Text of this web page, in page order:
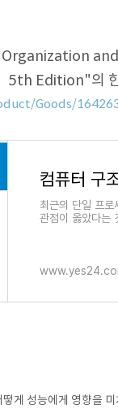
5th Edition"의
Goods/
컴퓨터 구
최근의 단일 프
관점이 옳았다는
게 성능에게 영향을